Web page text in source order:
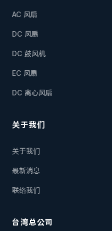
AC 风扇
DC 风扇
DC 鼓风机
EC 风扇
DC 离心风扇
关于我们
关于我们
最新消息
联络我们
台湾总公司